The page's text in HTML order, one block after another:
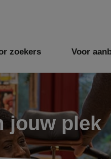
zoekers Voor
jouw plek